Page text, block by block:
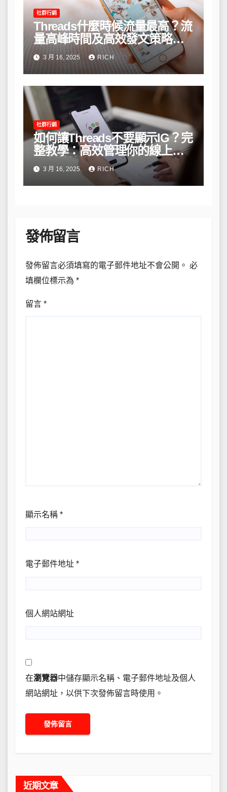
社群行銷
Threads什麼時候流量最高？流
量高峰時間及高效發文策略攻
略3 月 16, 2025 RICH
社群行銷
如何讓Threads不要顯示IG？完
整教學：高效管理你的線上隱
私與數據安全
3 月 16, 2025 RICH
發佈留言
發佈留言必須填寫的電子郵件地址不會公開。 必
填欄位標示為 *
留言 *
顯示名稱 *
電子郵件地址 *
個人網站網址
在瀏覽器中儲存顯示名稱、電子郵件地址及個人
網站網址，以供下次發佈留言時使用。
近期文章